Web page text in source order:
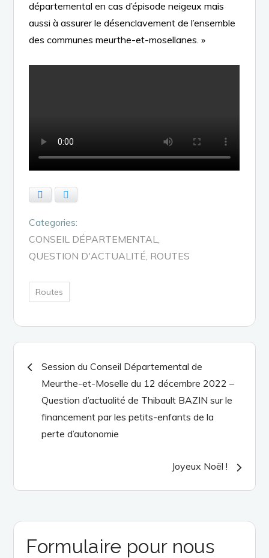
départemental en cas d’épisode neigeux mais
aussi à assurer le désenclavement de l’ensemble
des communes meurthe-et-mosellanes. »
Facebook
Categories:
CONSEIL DÉPARTEMENTAL
QUESTION D'ACTUALITÉ ROUTES
Routes
Navigation
de
l’article
Session du Conseil Départemental de
Meurthe-et-Moselle du 12 décembre 2022 –
Question d’actualité de Thibault BAZIN sur le
financement par les petits-enfants de la
perte d’autonomie
Joyeux Noël !
Formulaire pour nous